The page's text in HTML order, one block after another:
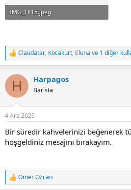
IMG_1815.jpeg
T
e
k
l
Claudatar, Kocakurt, Eluna ve 1 diğer
H Harpagos
Barista
4 Ara 2025
Bir süredir kahvelerinizi beğenerek
hoşgeldiniz mesajını bırakayım.
T
e
Ömer Özcan